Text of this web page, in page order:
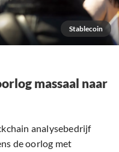
Stablecoin
massaal naar
analysebedrijf
de oorlog met